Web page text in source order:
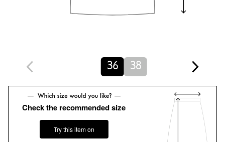
ドライクリーニング 洗濯表示について
36 38
Check the recommended size
Try this item on